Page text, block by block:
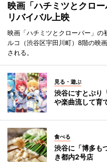
映画「ハチミツとクロ
リバイバル上映
映画「ハチミツとクローバー」
ルコ（渋谷区宇田川町）8階の映
される。
見る・遊ぶ
渋谷にすとぷり
や楽曲流して育
食べる
渋谷に「博多も
き都内2号店